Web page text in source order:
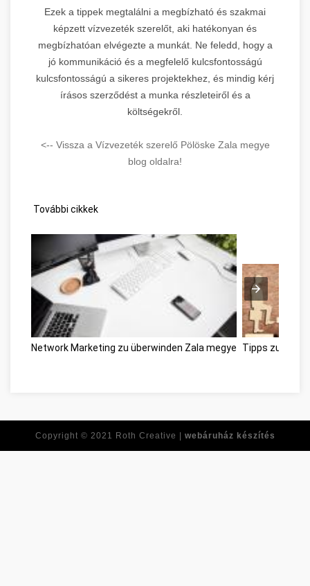
Ezek a tippek megtalálni a megbízható és szakmai
képzett vízvezeték szerelőt, aki hatékonyan és
megbízhatóan elvégezte a munkát. Ne feledd, hogy a
jó kommunikáció és a megfelelő kulcsfontosságú
kulcsfontosságú a sikeres projektekhez, és mindig kérj
írásos szerződést a munka részleteiről és a
költségekről.
<-- Vissza a Vízvezeték szerelő Pölöske Zala megye
blog oldalra!
További cikkek
Network Marketing zu überwinden Zala megye Tipps zur
Copyright © 2021 Roth Creative | webáruház készítés